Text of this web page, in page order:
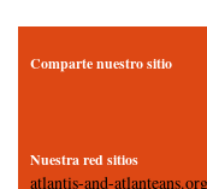
Comparte nuestro sitio
Nuestra red sitios
atlantis-and-atlanteans.org